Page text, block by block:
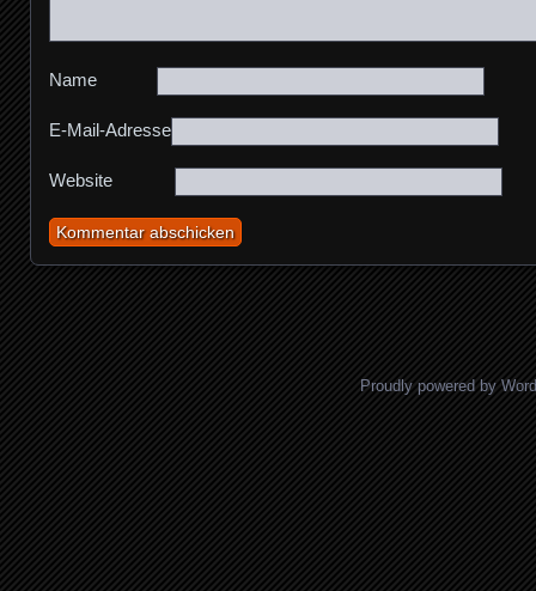
Name
E-Mail-Adresse
Website
Proudly powered by